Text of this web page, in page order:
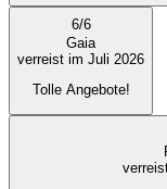
6/6
Gaia
verreist im Juli 2026
Tolle Angebote!